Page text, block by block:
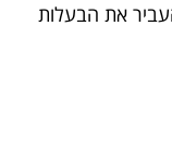
את הבעלות